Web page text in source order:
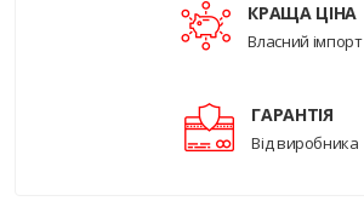
КРАЩА ЦІНА
Власний імпорт
ГАРАНТІЯ
Від виробника